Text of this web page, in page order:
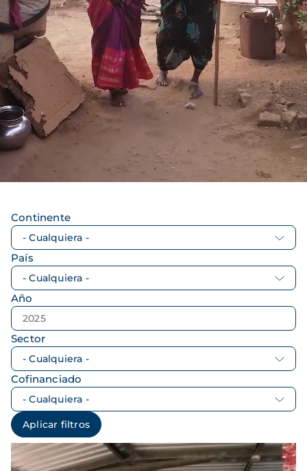
Continente
País
Año
Sector
Cofinanciado